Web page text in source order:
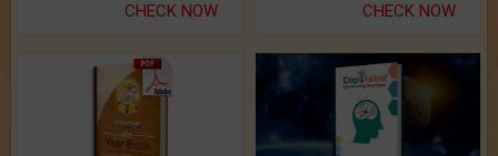
CHECK NOW CHECK NOW